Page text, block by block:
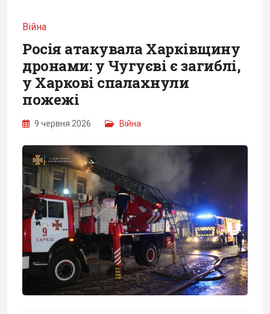
Війна
Росія атакувала Харківщину
дронами: у Чугуєві є загиблі,
у Харкові спалахнули
пожежі
9 червня 2026 Війна